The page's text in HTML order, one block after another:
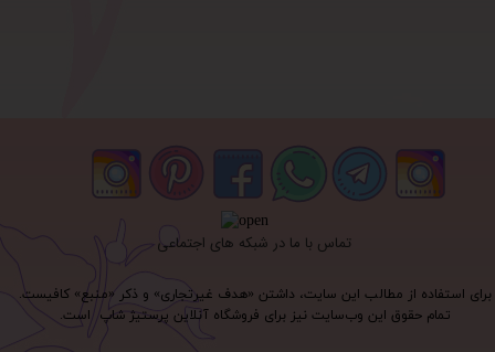
برای استفاده از مطالب این سایت، داشتن «هدف غیرتجاری» و ذکر «منبع» کافیست.
تمام حقوق اين وب‌سايت نیز برای فروشگاه آنلاین پرستیژ شاپ است.
تماس با ما در شبکه های اجتماعی